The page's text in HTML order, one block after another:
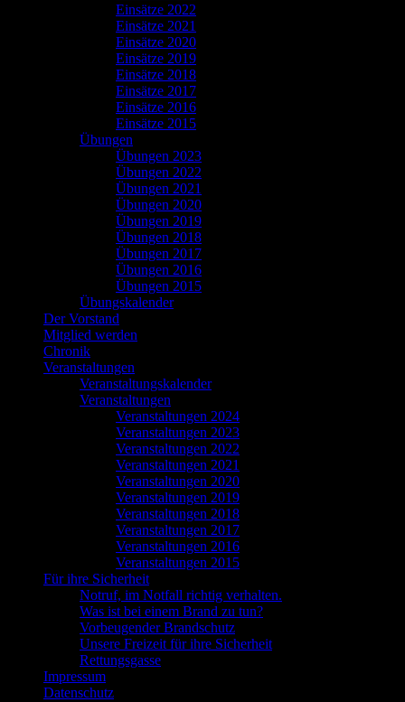
Einsätze 2022
Einsätze 2021
Einsätze 2020
Einsätze 2019
Einsätze 2018
Einsätze 2017
Einsätze 2016
Einsätze 2015
Übungen
Übungen 2023
Übungen 2022
Übungen 2021
Übungen 2020
Übungen 2019
Übungen 2018
Übungen 2017
Übungen 2016
Übungen 2015
Übungskalender
Der Vorstand
Mitglied werden
Chronik
Veranstaltungen
Veranstaltungskalender
Veranstaltungen
Veranstaltungen 2024
Veranstaltungen 2023
Veranstaltungen 2022
Veranstaltungen 2021
Veranstaltungen 2020
Veranstaltungen 2019
Veranstaltungen 2018
Veranstaltungen 2017
Veranstaltungen 2016
Veranstaltungen 2015
Für ihre Sicherheit
Notruf, im Notfall richtig verhalten.
Was ist bei einem Brand zu tun?
Vorbeugender Brandschutz
Unsere Freizeit für ihre Sicherheit
Rettungsgasse
Impressum
Datenschutz